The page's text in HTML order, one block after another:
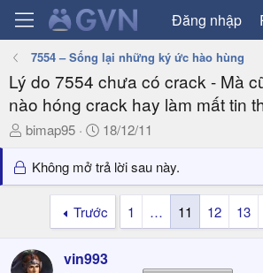
Đăng nhập
7554 – Sống lại những ký ức hào hùng
Lý do 7554 chưa có crack - Mà
nào hóng crack hay làm mất tin
T
r
e
t
bimap95
N
à
y
ử
18/12/11
Không mở trả lời sau này.
Trước 1 … 11 12 13
vin993